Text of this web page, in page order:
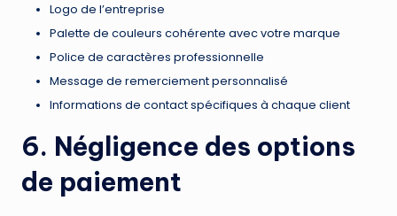
Logo de l’entreprise
Palette de couleurs cohérente avec votre marque
Police de caractères professionnelle
Message de remerciement personnalisé
Informations de contact spécifiques à chaque client
6. Négligence des options
de paiement